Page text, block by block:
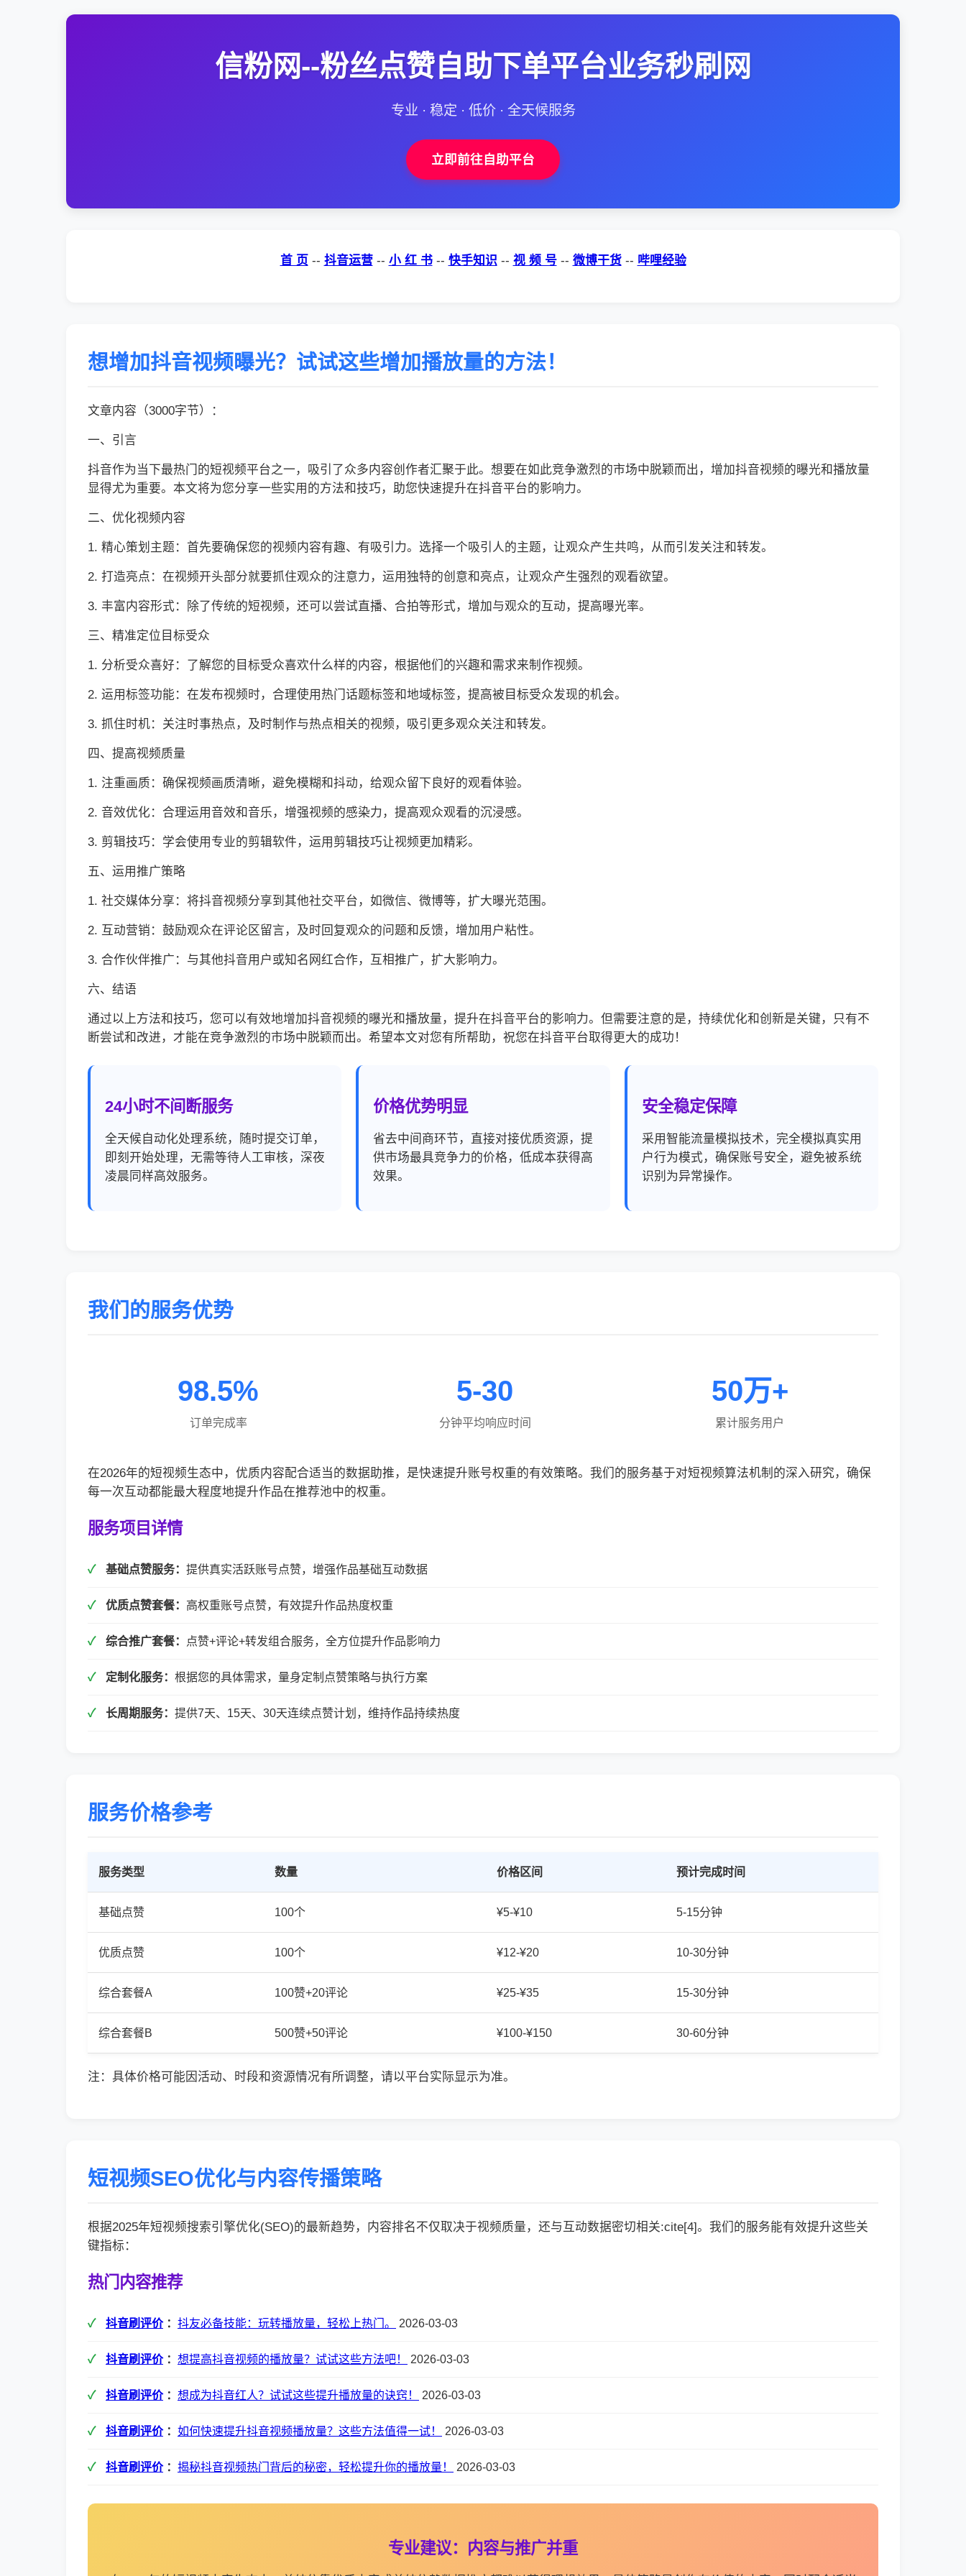
信粉网--粉丝点赞自助下单平台业务秒刷网
专业 · 稳定 · 低价 · 全天候服务
立即前往自助平台
首 页 -- 抖音运营 -- 小 红 书 -- 快手知识 -- 视 频 号 -- 微博干货 -- 哔哩经验
想增加抖音视频曝光？试试这些增加播放量的方法！
文章内容（3000字节）：
一、引言
抖音作为当下最热门的短视频平台之一，吸引了众多内容创作者汇聚于此。想要在如此竞争激烈的市场中脱颖而出，增加抖音视频的曝光和播放量
显得尤为重要。本文将为您分享一些实用的方法和技巧，助您快速提升在抖音平台的影响力。
二、优化视频内容
1. 精心策划主题：首先要确保您的视频内容有趣、有吸引力。选择一个吸引人的主题，让观众产生共鸣，从而引发关注和转发。
2. 打造亮点：在视频开头部分就要抓住观众的注意力，运用独特的创意和亮点，让观众产生强烈的观看欲望。
3. 丰富内容形式：除了传统的短视频，还可以尝试直播、合拍等形式，增加与观众的互动，提高曝光率。
三、精准定位目标受众
1. 分析受众喜好：了解您的目标受众喜欢什么样的内容，根据他们的兴趣和需求来制作视频。
2. 运用标签功能：在发布视频时，合理使用热门话题标签和地域标签，提高被目标受众发现的机会。
3. 抓住时机：关注时事热点，及时制作与热点相关的视频，吸引更多观众关注和转发。
四、提高视频质量
1. 注重画质：确保视频画质清晰，避免模糊和抖动，给观众留下良好的观看体验。
2. 音效优化：合理运用音效和音乐，增强视频的感染力，提高观众观看的沉浸感。
3. 剪辑技巧：学会使用专业的剪辑软件，运用剪辑技巧让视频更加精彩。
五、运用推广策略
1. 社交媒体分享：将抖音视频分享到其他社交平台，如微信、微博等，扩大曝光范围。
2. 互动营销：鼓励观众在评论区留言，及时回复观众的问题和反馈，增加用户粘性。
3. 合作伙伴推广：与其他抖音用户或知名网红合作，互相推广，扩大影响力。
六、结语
通过以上方法和技巧，您可以有效地增加抖音视频的曝光和播放量，提升在抖音平台的影响力。但需要注意的是，持续优化和创新是关键，只有不
断尝试和改进，才能在竞争激烈的市场中脱颖而出。希望本文对您有所帮助，祝您在抖音平台取得更大的成功！
24小时不间断服务
全天候自动化处理系统，随时提交订单，
即刻开始处理，无需等待人工审核，深夜
凌晨同样高效服务。
价格优势明显
省去中间商环节，直接对接优质资源，提
供市场最具竞争力的价格，低成本获得高
效果。
安全稳定保障
采用智能流量模拟技术，完全模拟真实用
户行为模式，确保账号安全，避免被系统
识别为异常操作。
我们的服务优势
98.5%
订单完成率
5-30
分钟平均响应时间
50万+
累计服务用户
在2026年的短视频生态中，优质内容配合适当的数据助推，是快速提升账号权重的有效策略。我们的服务基于对短视频算法机制的深入研究，确保
每一次互动都能最大程度地提升作品在推荐池中的权重。
服务项目详情
基础点赞服务： 提供真实活跃账号点赞，增强作品基础互动数据
优质点赞套餐： 高权重账号点赞，有效提升作品热度权重
综合推广套餐： 点赞+评论+转发组合服务，全方位提升作品影响力
定制化服务： 根据您的具体需求，量身定制点赞策略与执行方案
长周期服务： 提供7天、15天、30天连续点赞计划，维持作品持续热度
服务价格参考
服务类型 数量 价格区间 预计完成时间
基础点赞 100个 ¥5-¥10 5-15分钟
优质点赞 100个 ¥12-¥20 10-30分钟
综合套餐A 100赞+20评论 ¥25-¥35 15-30分钟
综合套餐B 500赞+50评论 ¥100-¥150 30-60分钟
注：具体价格可能因活动、时段和资源情况有所调整，请以平台实际显示为准。
短视频SEO优化与内容传播策略
根据2025年短视频搜索引擎优化(SEO)的最新趋势，内容排名不仅取决于视频质量，还与互动数据密切相关:cite[4]。我们的服务能有效提升这些关
键指标：
热门内容推荐
抖音刷评价： 抖友必备技能：玩转播放量，轻松上热门。 2026-03-03
抖音刷评价： 想提高抖音视频的播放量？试试这些方法吧！ 2026-03-03
抖音刷评价： 想成为抖音红人？试试这些提升播放量的诀窍！ 2026-03-03
抖音刷评价： 如何快速提升抖音视频播放量？这些方法值得一试！ 2026-03-03
抖音刷评价： 揭秘抖音视频热门背后的秘密，轻松提升你的播放量！ 2026-03-03
专业建议：内容与推广并重